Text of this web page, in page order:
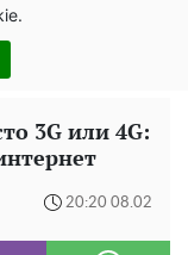
рецепт
Даже пяти банок
3G или 4G:
20:20 08.02